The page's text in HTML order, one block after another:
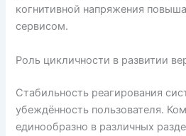
когнитивной напряжения
сервисом.
Роль цикличности в развитии
Стабильность реагирования
убеждённость пользователя.
единообразно в различных